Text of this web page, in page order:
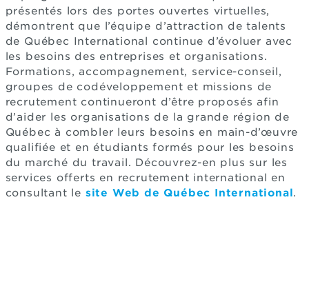
présentés lors des portes ouvertes virtuelles,
démontrent que l’équipe d’attraction de talents
de Québec International continue d’évoluer avec
les besoins des entreprises et organisations.
Formations, accompagnement, service-conseil,
groupes de codéveloppement et missions de
recrutement continueront d’être proposés afin
d’aider les organisations de la grande région de
Québec à combler leurs besoins en main-d’œuvre
qualifiée et en étudiants formés pour les besoins
du marché du travail. Découvrez-en plus sur les
services offerts en recrutement international en
consultant le site Web de Québec International.